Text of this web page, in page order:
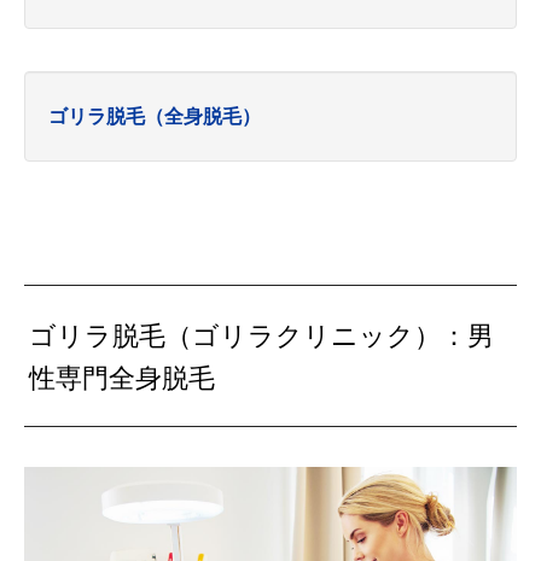
ゴリラ脱毛（全身脱毛）
ゴリラ脱毛（ゴリラクリニック）：男
性専門全身脱毛